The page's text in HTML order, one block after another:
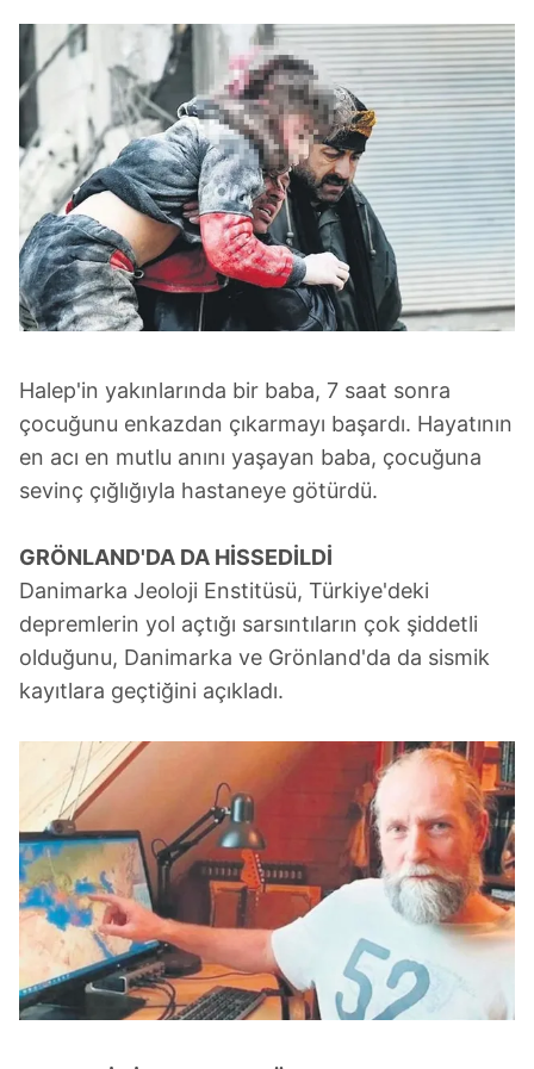
Halep'in yakınlarında bir baba, 7 saat sonra
çocuğunu enkazdan çıkarmayı başardı. Hayatının
en acı en mutlu anını yaşayan baba, çocuğuna
sevinç çığlığıyla hastaneye götürdü.
GRÖNLAND'DA DA HİSSEDİLDİ
Danimarka Jeoloji Enstitüsü, Türkiye'deki
depremlerin yol açtığı sarsıntıların çok şiddetli
olduğunu, Danimarka ve Grönland'da da sismik
kayıtlara geçtiğini açıkladı.